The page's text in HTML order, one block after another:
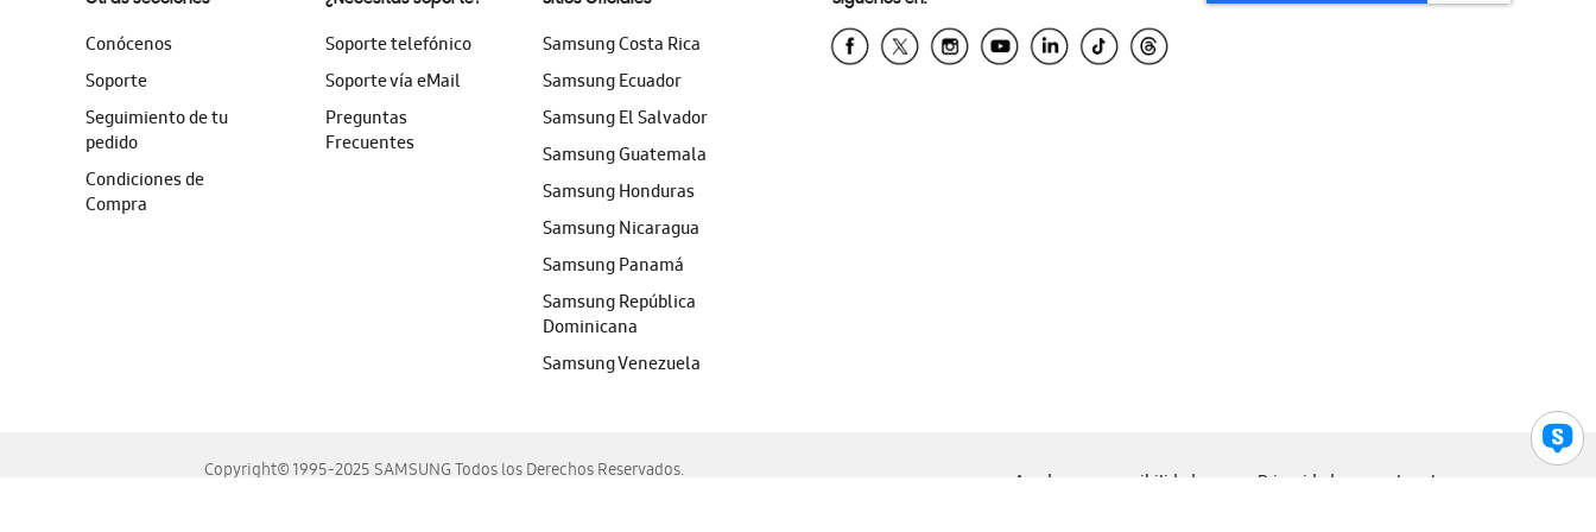
Conócenos
Soporte
Seguimiento de tu
pedido
Condiciones de
Compra
Soporte telefónico
Soporte vía eMail
Preguntas
Frecuentes
Samsung Costa Rica
Samsung Ecuador
Samsung El Salvador
Samsung Guatemala
Samsung Honduras
Samsung Nicaragua
Samsung Panamá
Samsung República
Dominicana
Samsung Venezuela
Copyright© 1995-2025 SAMSUNG Todos los Derechos Reservados.
Ayuda para accesibilidad Privacidad Legal